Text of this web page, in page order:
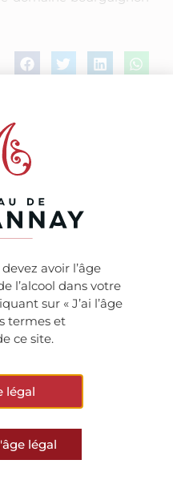
ACTUS
rien de
de notre actualité,
avoir l’âge
l’alcool dans votre
sur « J’ai l’âge
termes et
ce site.
légal
légal